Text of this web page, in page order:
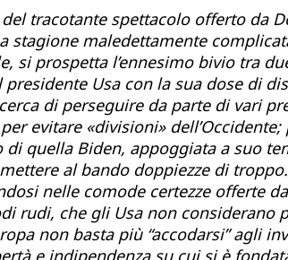
tracotante spettacolo offerto da
stagione maledettamente
prospetta l’ennesimo bivio tra
Usa con la sua dose di
di perseguire da parte di vari
evitare «divisioni»
quella Biden, appoggiata a suo
al bando doppiezze di
nelle comode certezze offerte
rudi, che gli Usa non considerano
non basta più “accodarsi” agli
e indipendenza su cui si è